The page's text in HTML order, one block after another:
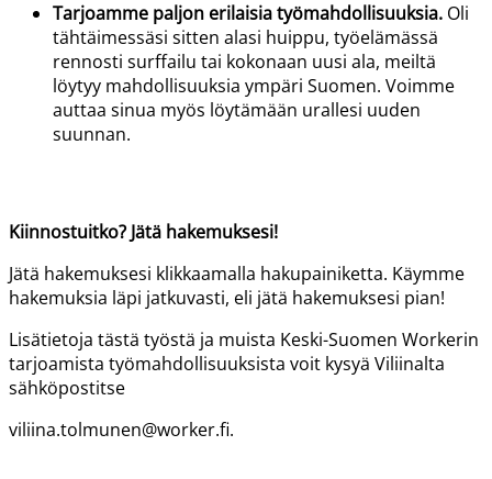
Tarjoamme paljon erilaisia työmahdollisuuksia. Oli
tähtäimessäsi sitten alasi huippu, työelämässä
rennosti surffailu tai kokonaan uusi ala, meiltä
löytyy mahdollisuuksia ympäri Suomen. Voimme
auttaa sinua myös löytämään urallesi uuden
suunnan.
Kiinnostuitko? Jätä hakemuksesi!
Jätä hakemuksesi klikkaamalla hakupainiketta. Käymme
hakemuksia läpi jatkuvasti, eli jätä hakemuksesi pian!
Lisätietoja tästä työstä ja muista Keski-Suomen Workerin
tarjoamista työmahdollisuuksista voit kysyä Viliinalta
sähköpostitse
viliina.tolmunen@worker.fi.